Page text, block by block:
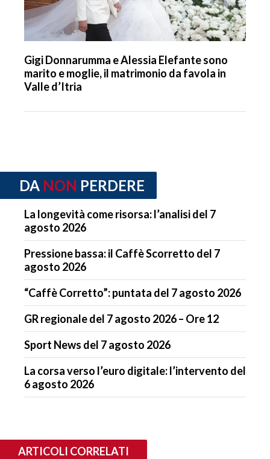
Gigi Donnarumma e Alessia Elefante sono
marito e moglie, il matrimonio da favola in
Valle d’Itria
DA NON PERDERE
La longevità come risorsa: l’analisi del 7
agosto 2026
Pressione bassa: il Caffè Scorretto del 7
agosto 2026
“Caffè Corretto”: puntata del 7 agosto 2026
GR regionale del 7 agosto 2026 – Ore 12
Sport News del 7 agosto 2026
La corsa verso l’euro digitale: l’intervento del
6 agosto 2026
ARTICOLI CORRELATI